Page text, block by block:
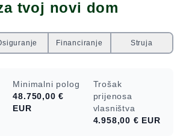
tvoj novi dom
Financiranje Struja
Minimalni polog
48.750,00 €
EUR
Trošak
prijenosa
vlasništva
4.958,00 € EUR